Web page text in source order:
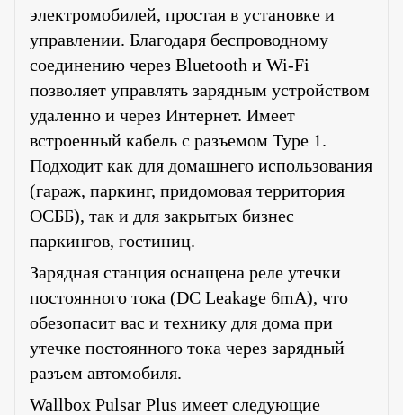
электромобилей, простая в установке и
управлении. Благодаря беспроводному
соединению через Bluetooth и Wi-Fi
позволяет управлять зарядным устройством
удаленно и через Интернет. Имеет
встроенный кабель с разъемом Type 1.
Подходит как для домашнего использования
(гараж, паркинг, придомовая территория
ОСББ), так и для закрытых бизнес
паркингов, гостиниц.
Зарядная станция оснащена реле утечки
постоянного тока (DC Leakage 6mA), что
обезопасит вас и технику для дома при
утечке постоянного тока через зарядный
разъем автомобиля.
Wallbox Pulsar Plus имеет следующие